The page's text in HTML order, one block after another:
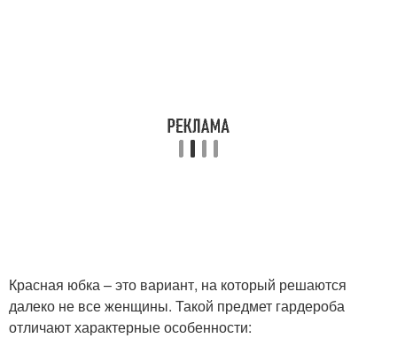
Красная юбка – это вариант, на который решаются
далеко не все женщины. Такой предмет гардероба
отличают характерные особенности: